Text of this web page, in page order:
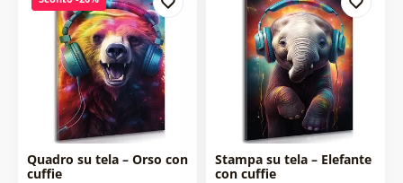
Quadro su tela – Orso con
cuffie
Stampa su tela – Elefante
con cuffie